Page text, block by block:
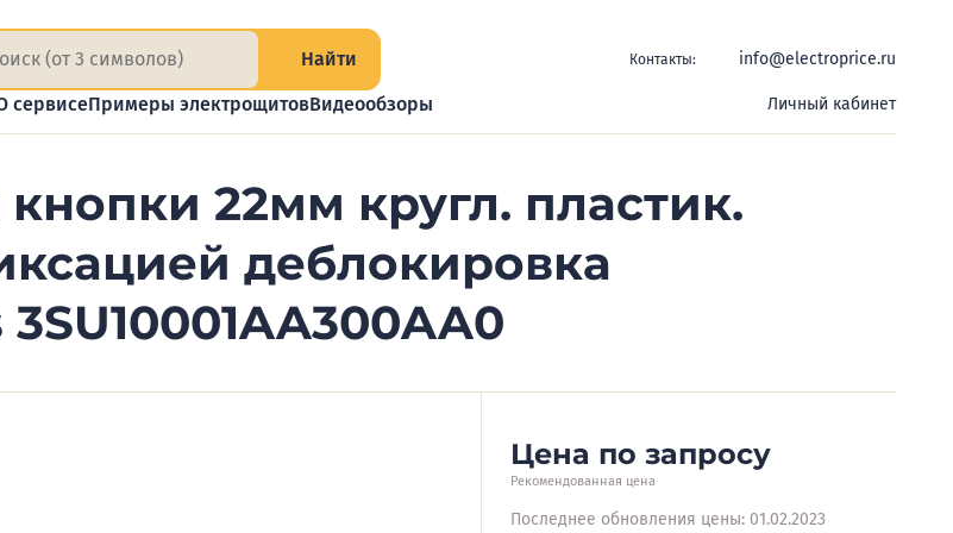
Найти Контакты: info@electroprice.ru
сервисеПримеры электрощитовВидеообзоры Личный кабинет
22мм кругл. пластик.
деблокировка
Цена по запросу
Рекомендованная цена
Последнее обновления цены: 01.02.2023